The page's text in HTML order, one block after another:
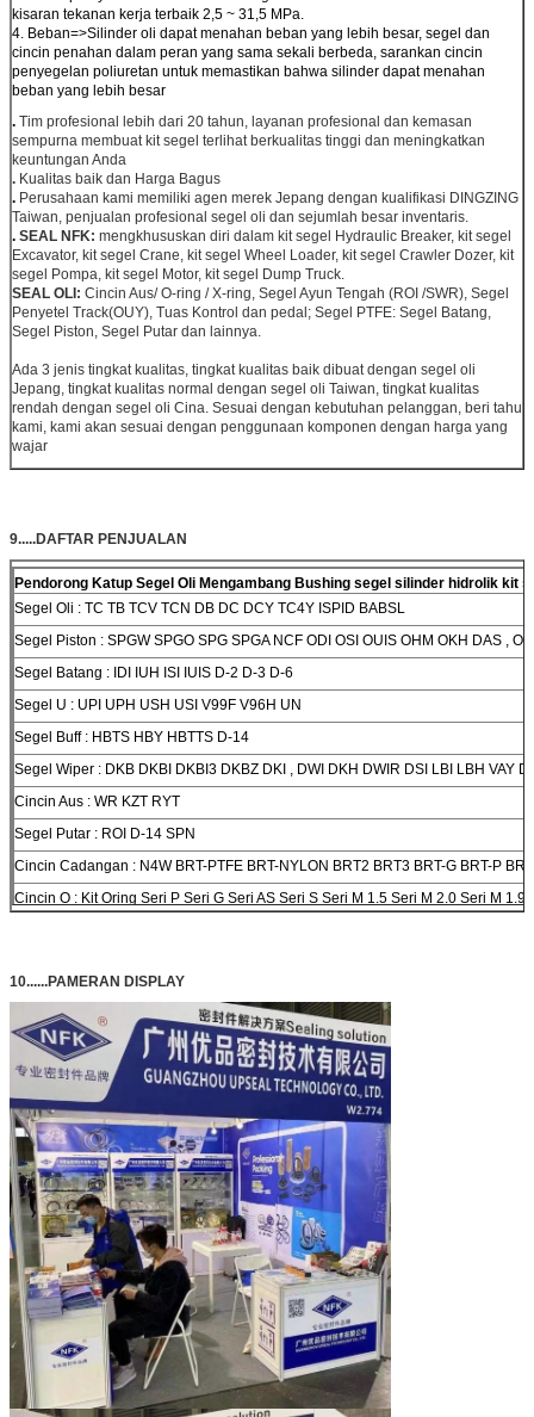
kisaran tekanan kerja terbaik 2,5 ~ 31,5 MPa.
4. Beban=>Silinder oli dapat menahan beban yang lebih besar, segel dan
cincin penahan dalam peran yang sama sekali berbeda, sarankan cincin
penyegelan poliuretan untuk memastikan bahwa silinder dapat menahan
beban yang lebih besar
. Tim profesional lebih dari 20 tahun, layanan profesional dan kemasan
sempurna membuat kit segel terlihat berkualitas tinggi dan meningkatkan
keuntungan Anda
. Kualitas baik dan Harga Bagus
. Perusahaan kami memiliki agen merek Jepang dengan kualifikasi DINGZING
Taiwan, penjualan profesional segel oli dan sejumlah besar inventaris.
. SEAL NFK: mengkhususkan diri dalam kit segel Hydraulic Breaker, kit segel
Excavator, kit segel Crane, kit segel Wheel Loader, kit segel Crawler Dozer, kit
segel Pompa, kit segel Motor, kit segel Dump Truck.
SEAL OLI: Cincin Aus/ O-ring / X-ring, Segel Ayun Tengah (ROI /SWR), Segel
Penyetel Track(OUY), Tuas Kontrol dan pedal; Segel PTFE: Segel Batang,
Segel Piston, Segel Putar dan lainnya.
Ada 3 jenis tingkat kualitas, tingkat kualitas baik dibuat dengan segel oli
Jepang, tingkat kualitas normal dengan segel oli Taiwan, tingkat kualitas
rendah dengan segel oli Cina. Sesuai dengan kebutuhan pelanggan, beri tahu
kami, kami akan sesuai dengan penggunaan komponen dengan harga yang
wajar
9.....DAFTAR PENJUALAN
Pendorong Katup Segel Oli Mengambang Bushing segel silinder hidrolik kit
Segel Oli : TC TB TCV TCN DB DC DCY TC4Y ISPID BABSL
Segel Piston : SPGW SPGO SPG SPGA NCF ODI OSI OUIS OHM OKH DAS ,
Segel Batang : IDI IUH ISI IUIS D-2 D-3 D-6
Segel U : UPI UPH USH USI V99F V96H UN
Segel Buff : HBTS HBY HBTTS D-14
Segel Wiper : DKB DKBI DKBI3 DKBZ DKI , DWI DKH DWIR DSI LBI LBH VAY
Cincin Aus : WR KZT RYT
Segel Putar : ROI D-14 SPN
Cincin Cadangan : N4W BRT-PTFE BRT-NYLON BRT2 BRT3 BRT-G BRT-P
Cincin O : Kit Oring Seri P Seri G Seri AS Seri S Seri M 1.5 Seri M 2.0 Seri M 1.9
10......PAMERAN DISPLAY